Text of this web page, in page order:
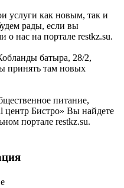
услуги как новым, так и
рады, если вы
о нас на портале restkz.su.
батыра, 28/2,
принять там новых
питание,
центр Бистро» Вы найдете
портале restkz.su.